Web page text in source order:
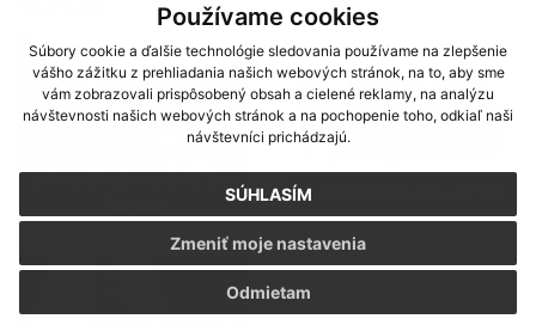
Používame cookies
Súbory cookie a ďalšie technológie sledovania používame na zlepšenie
vášho zážitku z prehliadania našich webových stránok, na to, aby sme
vám zobrazovali prispôsobený obsah a cielené reklamy, na analýzu
návštevnosti našich webových stránok a na pochopenie toho, odkiaľ naši
návštevníci prichádzajú.
SÚHLASÍM
Odmietam
Zmeniť moje nastavenia
HERMANOVSKÁ BIELA STOPA